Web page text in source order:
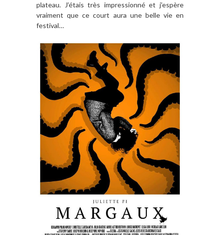
plateau. J’étais très impressionné et j’espère
vraiment que ce court aura une belle vie en
festival…